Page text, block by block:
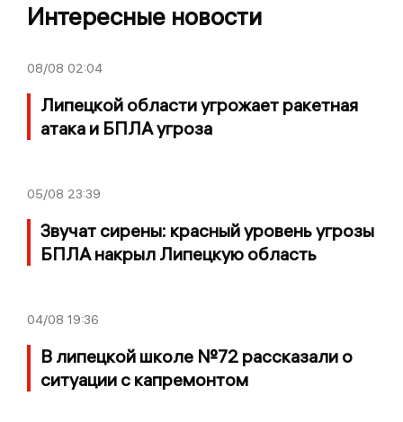
Интересные новости
08/08 02:04
Липецкой области угрожает ракетная
атака и БПЛА угроза
05/08 23:39
Звучат сирены: красный уровень угрозы
БПЛА накрыл Липецкую область
04/08 19:36
В липецкой школе №72 рассказали о
ситуации с капремонтом